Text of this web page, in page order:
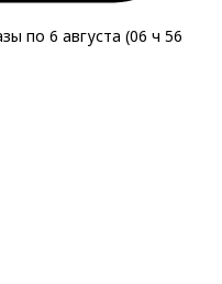
по 6 августа (06 ч 56